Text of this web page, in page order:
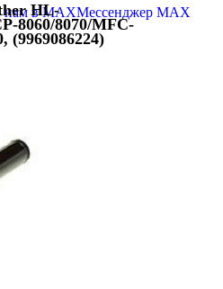
Мессенджер MAX
HL-
8060/8070/MFC-
(9969086224)